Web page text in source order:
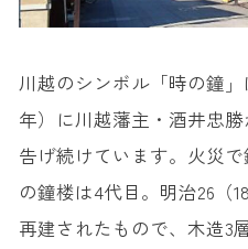
川越のシンボル「時の鐘」
年）に川越藩主・酒井忠
告げ続けています。火災
の鐘楼は4代目。明治26（
再建されたもので、木造3